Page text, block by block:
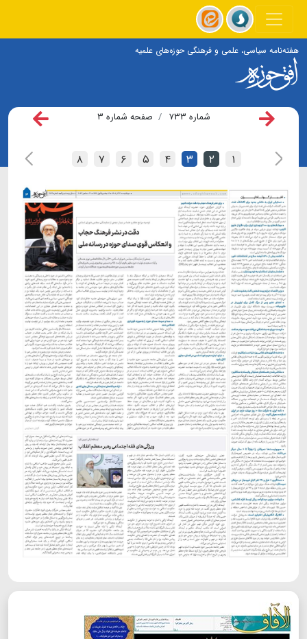
هفته‌نامه سیاسی، علمی و فرهنگی حوزه‌های علمیه
شماره ۷۳۳ صفحه شماره ۳
۱ ۲ ۳ ۴ ۵ ۶ ۷ ۸